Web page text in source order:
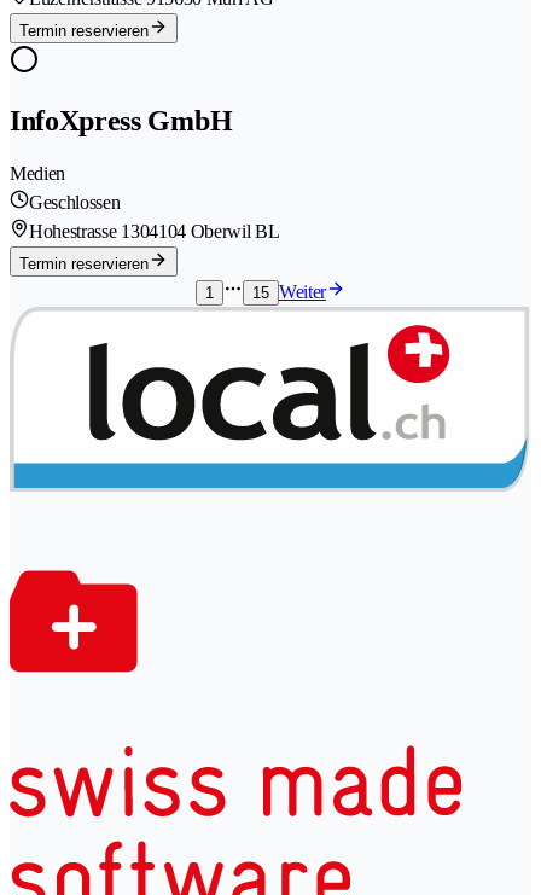
Termin reservieren
InfoXpress GmbH
Medien
Geschlossen
Hohestrasse 1304104 Oberwil BL
Termin reservieren
1
15 Weiter